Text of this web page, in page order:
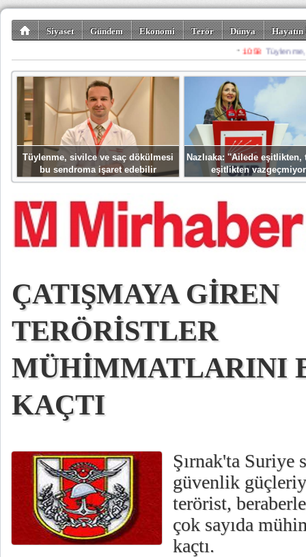
Siyaset Gündem Ekonomi Terör Dünya
Spor Misafir
Tüylenme, sivilce ve saç dökülmesi
bu sendroma işaret edebilir
Nazlıaka: ''Ailede eşitlikten,
eşitlikten
ÇATIŞMAYA GİREN
TERÖRİSTLER
MÜHİMMATLARINI
KAÇTI
Şırnak'ta Suriye
güvenlik
terörist,
çok sayıda
kaçtı.